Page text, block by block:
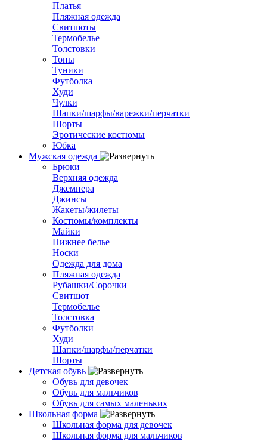
Платья
Пляжная одежда
Свитшоты
Термобелье
Толстовки
Топы
Туники
Футболка
Худи
Чулки
Шапки/шарфы/варежки/перчатки
Шорты
Эротические костюмы
Юбка
Мужская одежда
Брюки
Верхняя одежда
Джемпера
Джинсы
Жакеты/жилеты
Костюмы/комплекты
Майки
Нижнее белье
Носки
Одежда для дома
Пляжная одежда
Рубашки/Сорочки
Свитшот
Термобелье
Толстовка
Футболки
Худи
Шапки/шарфы/перчатки
Шорты
Детская обувь
Обувь для девочек
Обувь для мальчиков
Обувь для самых маленьких
Школьная форма
Школьная форма для девочек
Школьная форма для мальчиков